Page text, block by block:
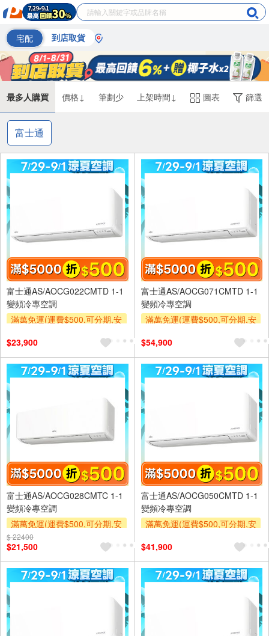
宅配 到店取貨
最多人購買 價格↓ 筆劃少 上架時間↓ 圖表 篩選
富士通
富士通AS/AOCG022CMTD 1-1
變頻冷專空調
滿萬免運(運費$500,可分期,安
及使用6期以上分期0利率,需付
基本安裝運費)
滿額折$500
滿額贈券
$23,900
富士通AS/AOCG071CMTD 1-1
變頻冷專空調
滿萬免運(運費$500,可分期,安
及使用6期以上分期0利率,需付
基本安裝運費)
滿額折$500
滿額贈券
$54,900
富士通AS/AOCG028CMTC 1-1
變頻冷專空調
滿萬免運(運費$500,可分期,安
裝跨區費另計,單品未滿1萬元
及使用6期以上分期0利率,需付
基本安裝運費)
滿額折$500
滿額贈券
$ 22400
$21,500
富士通AS/AOCG050CMTD 1-1
變頻冷專空調
滿萬免運(運費$500,可分期,安
及使用6期以上分期0利率,需付
基本安裝運費)
滿額折$500
滿額贈券
$41,900